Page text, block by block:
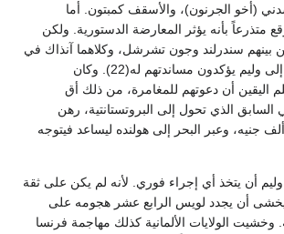
سدني (أخو الجرنون)، والأسقف كمبتون. أما
متذرعاً بأنه يؤثر المعارضة الدستورية. ولكن
بينهم سندرلند وجون تشرشل، وكلاهما آنذاك في
خدمة جيمس) بعثوا إلى وليم يؤكدون مساندتهم له(22). وكان
اليقين أن دعوتهم للمغامرة، من ذلك أق
السابق الذي تحول إلى البروتستانتية، رهن
جنيه، وعبر البحر إلى هولنده ليساعد فيتوجه
أن يتخذ أي إجراء فوري. لأنه لم يكن على ثقة
أن يجدد لويس الرابع عشر هجومه على
الولايات الألمانية كذلك مهاجمة فرنسا